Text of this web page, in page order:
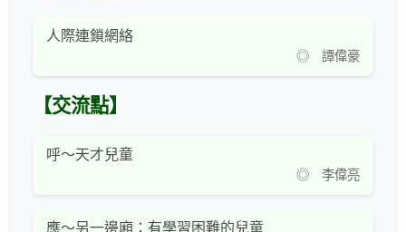
人際連鎖網絡
◎ 譚偉豪
【交流點】
呼～天才兒童
◎ 李偉亮
應～另一邊廂：有學習困難的兒童